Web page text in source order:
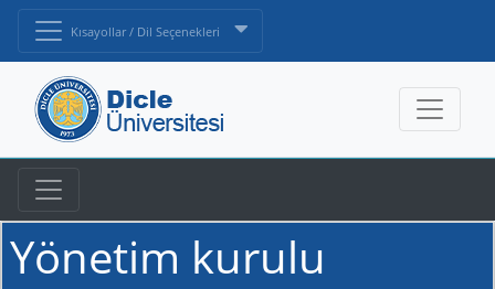
Kısayollar / Dil Seçenekleri
Yönetim kurulu